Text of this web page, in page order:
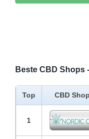
Beste CBD Shops
Top CBD Shop
1